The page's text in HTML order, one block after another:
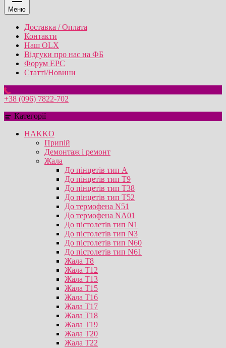
Меню
Доставка / Оплата
Контакти
Наш OLX
Відгуки про нас на ФБ
Форум EPC
Статті/Новини
+38 (096) 7822-702
Категорії
HAKKO
Припій
Демонтаж і ремонт
Жала
До пінцетів тип А
До пінцетів тип T9
До пінцетів тип T38
До пінцетів тип T52
До термофена N51
До термофена NA01
До пістолетів тип N1
До пістолетів тип N3
До пістолетів тип N60
До пістолетів тип N61
Жала T8
Жала T12
Жала T13
Жала T15
Жала T16
Жала T17
Жала T18
Жала T19
Жала T20
Жала T22